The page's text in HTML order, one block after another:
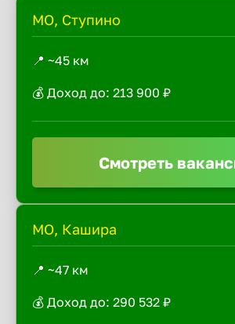
МО, Ступино
📍 ~45 км
💰 Доход до: 213 900 ₽
Смотреть
МО, Кашира
📍 ~47 км
💰 Доход до: 290 532 ₽